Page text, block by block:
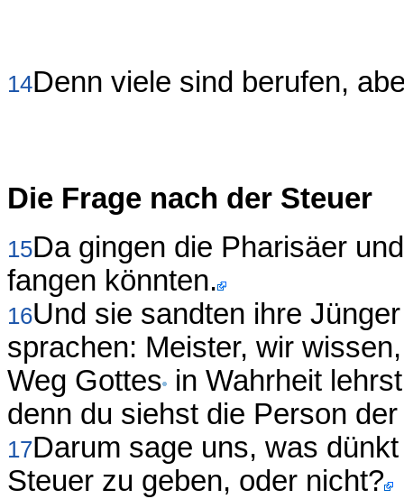
14Denn viele sind berufen,
Die Frage nach der Steuer
15Da gingen die Pharisäer
fangen könnten.
16Und sie sandten ihre
sprachen: Meister, wir
Weg Gottes in Wahrheit
denn du siehst die Person
17Darum sage uns, was
Steuer zu geben, oder nicht?